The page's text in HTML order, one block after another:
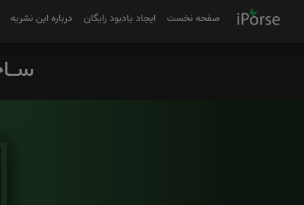
صفحه نخست ایجاد یادبود رایگان درباره این نشریه